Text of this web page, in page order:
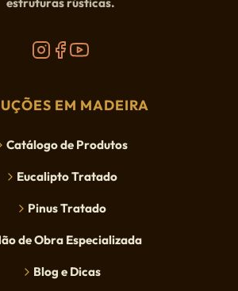
EM MADEIRA
Catálogo de Produtos
Eucalipto Tratado
Pinus Tratado
de Obra Especializada
Blog e Dicas